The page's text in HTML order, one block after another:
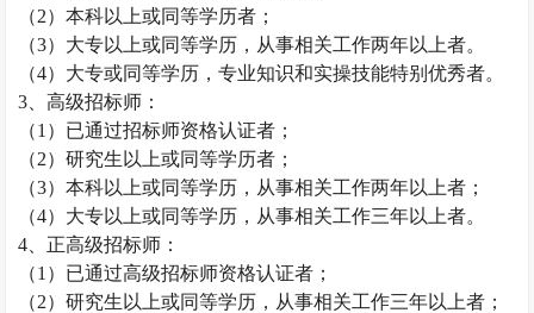
（2）本科以上或同等学历者；
（3）大专以上或同等学历，从事相关工作两年以上者。
（4）大专或同等学历，专业知识和实操技能特别优秀者。
3 、高级招标师：
（1 ）已通过招标师资格认证者；
（2）研究生以上或同等学历者；
（3）本科以上或同等学历，从事相关工作两年以上者；
（4）大专以上或同等学历，从事相关工作三年以上者。
4 、正高级招标师：
（1 ）已通过高级招标师资格认证者；
（2）研究生以上或同等学历，从事相关工作三年以上者；